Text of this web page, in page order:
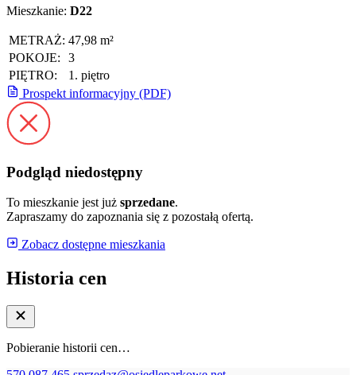
Mieszkanie: D22
METRAŻ: 47,98 m²
POKOJE:
3
PIĘTRO:
1. piętro
Prospekt informacyjny (PDF)
Podgląd niedostępny
To mieszkanie jest już sprzedane.
Zapraszamy do zapoznania się z pozostałą ofertą.
Zobacz dostępne mieszkania
Historia cen
Pobieranie historii cen…